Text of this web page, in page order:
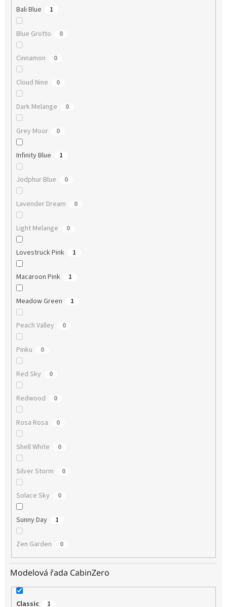
Bali Blue 1
Blue Grotto 0
Cinnamon 0
Cloud Nine 0
Dark Melange 0
Grey Moor 0
Infinity Blue 1
Jodphur Blue 0
Lavender Dream 0
Light Melange 0
Lovestruck Pink 1
Macaroon Pink 1
Meadow Green 1
Peach Valley 0
Pinku 0
Red Sky 0
Redwood 0
Rosa Rosa 0
Shell White 0
Silver Storm 0
Solace Sky 0
Sunny Day 1
Zen Garden 0
Modelová řada CabinZero
Classic 1